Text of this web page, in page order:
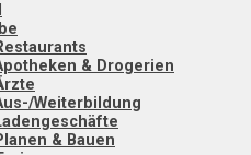
& Drogerien
Weiterbildung
& Bauen